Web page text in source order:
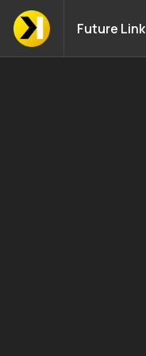
Future Link